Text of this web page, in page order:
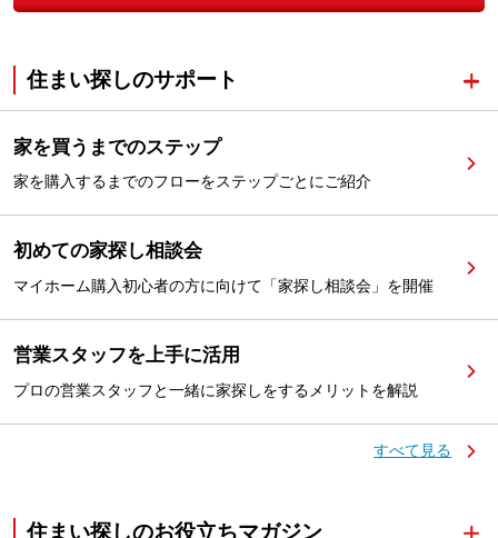
住まい探しのサポート
家を買うまでのステップ
家を購入するまでのフローをステップごとにご紹介
初めての家探し相談会
マイホーム購入初心者の方に向けて「家探し相談会」を開催
営業スタッフを上手に活用
プロの営業スタッフと一緒に家探しをするメリットを解説
すべて見る
住まい探しのお役立ちマガジン